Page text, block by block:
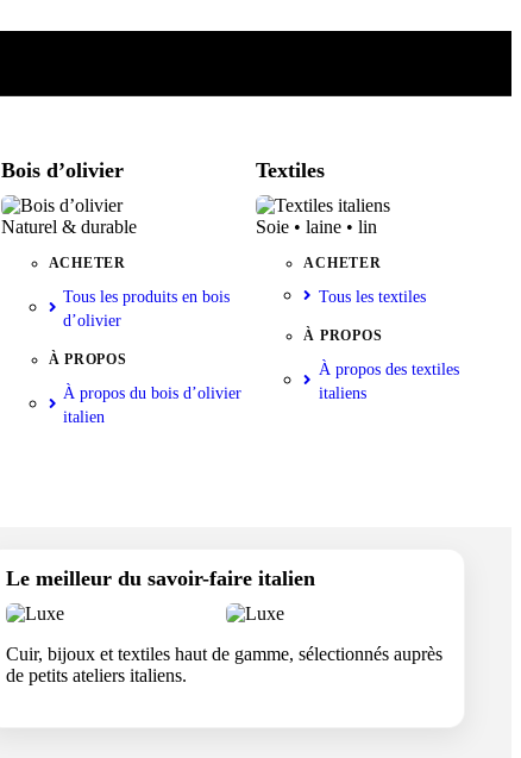
Bois d’olivier
Naturel & durable
ACHETER
Tous les produits en bois
d’olivier
À PROPOS
À propos du bois d’olivier
italien
Textiles
Soie • laine • lin
ACHETER
Tous les textiles
À PROPOS
À propos des textiles
italiens
Le meilleur du savoir-faire italien
Cuir, bijoux et textiles haut de gamme, sélectionnés auprès
de petits ateliers italiens.